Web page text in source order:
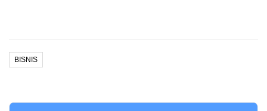
BISNIS